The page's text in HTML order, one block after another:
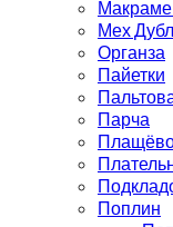
Макраме
Мех
Органза
Пайетки
Парча
Поплин